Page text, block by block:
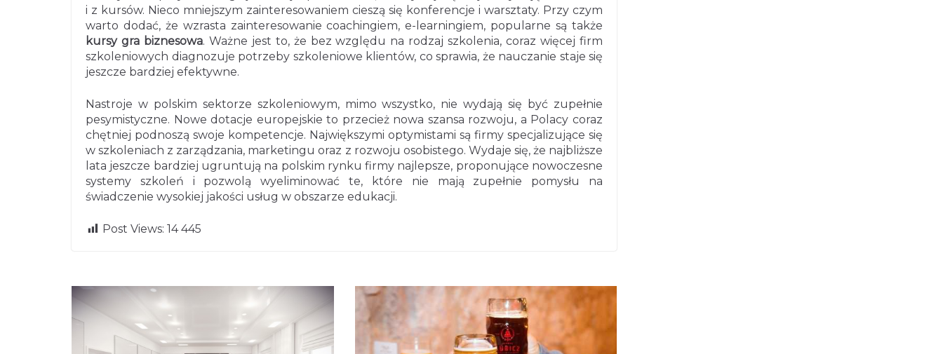
i z kursów. Nieco mniejszym zainteresowaniem cieszą się konferencje i warsztaty. Przy czym
warto dodać, że wzrasta zainteresowanie coachingiem, e-learningiem, popularne są także
kursy gra biznesowa. Ważne jest to, że bez względu na rodzaj szkolenia, coraz więcej firm
szkoleniowych diagnozuje potrzeby szkoleniowe klientów, co sprawia, że nauczanie staje się
jeszcze bardziej efektywne.
Nastroje w polskim sektorze szkoleniowym, mimo wszystko, nie wydają się być zupełnie
pesymistyczne. Nowe dotacje europejskie to przecież nowa szansa rozwoju, a Polacy coraz
chętniej podnoszą swoje kompetencje. Największymi optymistami są firmy specjalizujące się
w szkoleniach z zarządzania, marketingu oraz z rozwoju osobistego. Wydaje się, że najbliższe
lata jeszcze bardziej ugruntują na polskim rynku firmy najlepsze, proponujące nowoczesne
systemy szkoleń i pozwolą wyeliminować te, które nie mają zupełnie pomysłu na
świadczenie wysokiej jakości usług w obszarze edukacji.
Post Views: 14 445